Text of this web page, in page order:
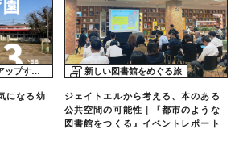
する物件
になる幼
新しい図書館をめぐる旅
ジェイトエルから考える、本のある
公共空間の可能性｜『都市のような
図書館をつくる』イベントレポート